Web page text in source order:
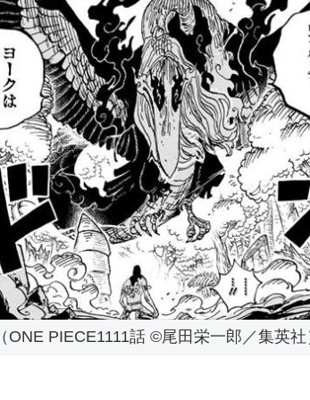
（ONE PIECE1111話 ©尾田栄一郎／集英社